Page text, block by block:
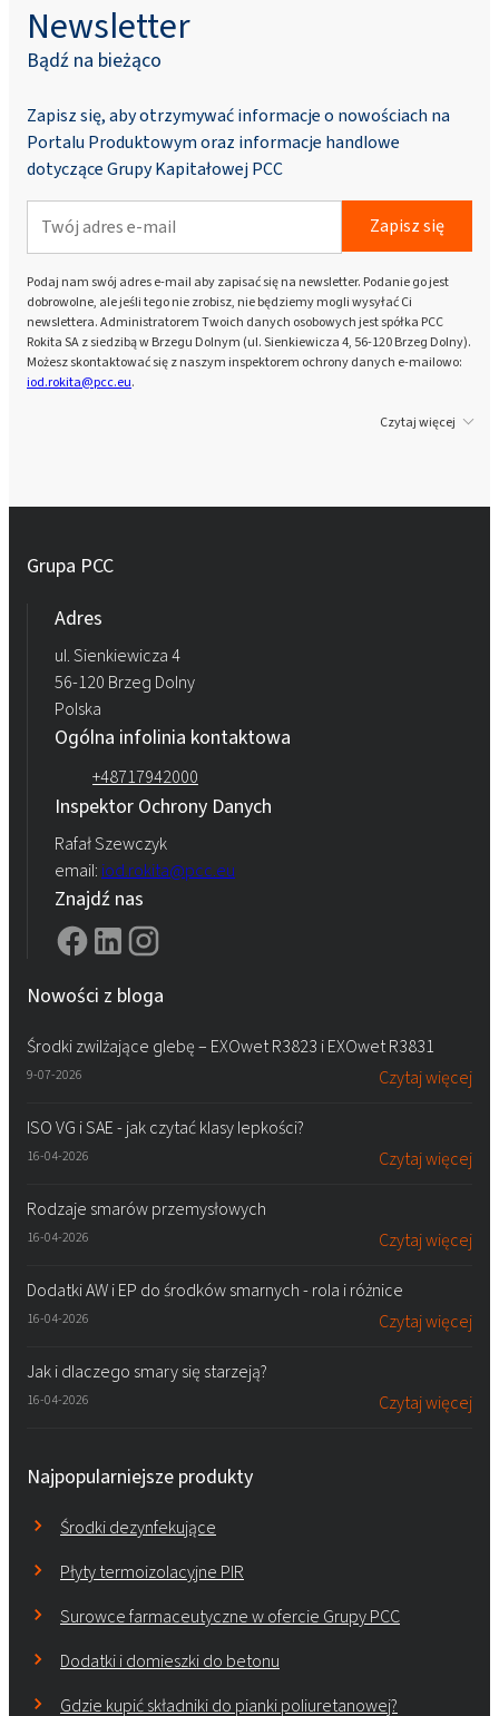
Newsletter
Bądź na bieżąco
Zapisz się, aby otrzymywać informacje o nowościach na
Portalu Produktowym oraz informacje handlowe
dotyczące Grupy Kapitałowej PCC
Zapisz się
Podaj nam swój adres e-mail aby zapisać się na newsletter. Podanie go jest
dobrowolne, ale jeśli tego nie zrobisz, nie będziemy mogli wysyłać Ci
newslettera. Administratorem Twoich danych osobowych jest spółka PCC
Rokita SA z siedzibą w Brzegu Dolnym (ul. Sienkiewicza 4, 56-120 Brzeg Dolny).
Możesz skontaktować się z naszym inspektorem ochrony danych e-mailowo:
iod.rokita@pcc.eu.
Czytaj więcej
Grupa PCC
Adres
ul. Sienkiewicza 4
56-120 Brzeg Dolny
Polska
Ogólna infolinia kontaktowa
+48717942000
Inspektor Ochrony Danych
Rafał Szewczyk
email: iod.rokita@pcc.eu
Znajdź nas
Nowości z bloga
Środki zwilżające glebę – EXOwet R3823 i EXOwet R3831
9-07-2026 Czytaj więcej
ISO VG i SAE - jak czytać klasy lepkości?
16-04-2026 Czytaj więcej
Rodzaje smarów przemysłowych
16-04-2026 Czytaj więcej
Dodatki AW i EP do środków smarnych - rola i różnice
16-04-2026 Czytaj więcej
Jak i dlaczego smary się starzeją?
16-04-2026 Czytaj więcej
Najpopularniejsze produkty
Środki dezynfekujące
Płyty termoizolacyjne PIR
Surowce farmaceutyczne w ofercie Grupy PCC
Dodatki i domieszki do betonu
Gdzie kupić składniki do pianki poliuretanowej?